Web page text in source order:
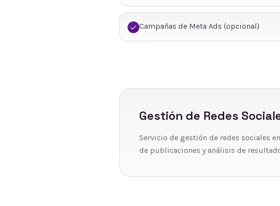
Campañas de Meta Ads (opcional)
Gestión de Redes
Servicio de gestión de redes sociales
de publicaciones y análisis de